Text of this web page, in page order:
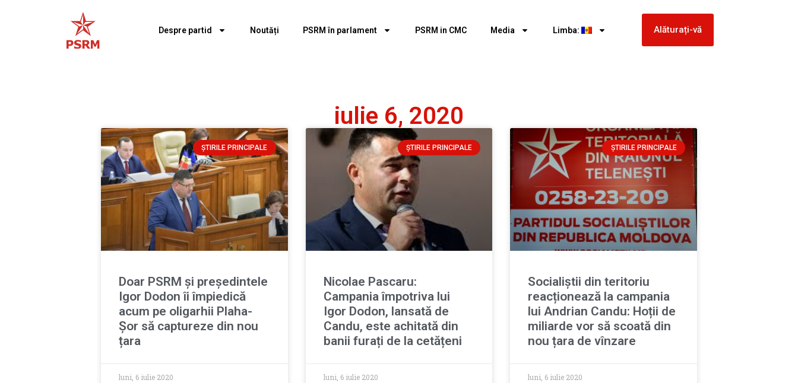
Despre partid Noutăți PSRM în parlament PSRM in CMC Media Limba: Alăturați-vă
iulie 6, 2020
ȘTIRILE PRINCIPALE
Doar PSRM și președintele
Igor Dodon îi împiedică
acum pe oligarhii Plaha-
Șor să captureze din nou
țara
luni, 6 iulie 2020
ȘTIRILE PRINCIPALE
Nicolae Pascaru:
Campania împotriva lui
Igor Dodon, lansată de
Candu, este achitată din
banii furați de la cetățeni
luni, 6 iulie 2020
ȘTIRILE PRINCIPALE
Socialiștii din teritoriu
reacționează la campania
lui Andrian Candu: Hoții de
miliarde vor să scoată din
nou țara de vînzare
luni, 6 iulie 2020